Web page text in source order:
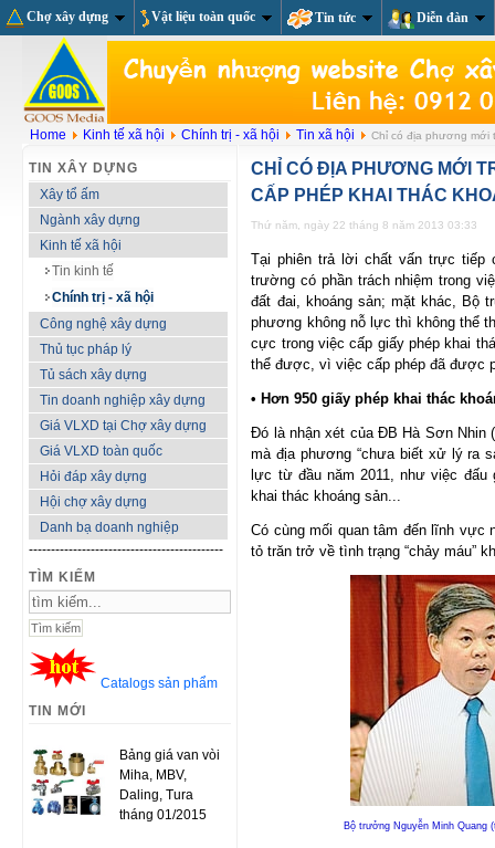
Chợ xây dựng Vật liệu toàn quốc Tin tức Diễn đàn
Home Kinh tế xã hội Chính trị - xã hội Tin xã hội Chỉ có địa phương mới
TIN XÂY DỰNG
Xây tổ ấm
Ngành xây dựng
Kinh tế xã hội
Tin kinh tế
Chính trị - xã hội
Công nghệ xây dựng
Thủ tục pháp lý
Tủ sách xây dựng
Tin doanh nghiệp xây dựng
Giá VLXD tại Chợ xây dựng
Giá VLXD toàn quốc
Hỏi đáp xây dựng
Hội chợ xây dựng
Danh bạ doanh nghiệp
--------------------------------------------
TÌM KIẾM
Catalogs sản phẩm
TIN MỚI
Bảng giá van vòi
Miha, MBV,
Daling, Tura
tháng 01/2015
CHỈ CÓ ĐỊA PHƯƠNG MỚI
CẤP PHÉP KHAI THÁC
Thứ năm, ngày 22 tháng 8 năm 2013 03:33
Tại phiên trả lời chất vấn trực tiếp
trường có phần trách nhiệm trong
đất đai, khoáng sản; mặt khác, Bộ
phương không nỗ lực thì không thể
cực trong việc cấp giấy phép khai
thể được, vì việc cấp phép đã được
• Hơn 950 giấy phép khai thác
Đó là nhận xét của ĐB Hà Sơn Nhin
mà địa phương “chưa biết xử lý ra
lực từ đầu năm 2011, như việc
khai thác khoáng sản...
Có cùng mối quan tâm đến lĩnh vực
tỏ trăn trở về tình trạng “chảy máu”
Bộ trưởng Nguyễn Minh